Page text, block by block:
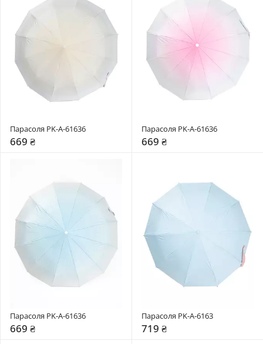
Парасоля PK-A-61636
669 ₴
Парасоля PK-A-61636
669 ₴
Парасоля PK-A-61636
669 ₴
Парасоля PK-A-6163
719 ₴